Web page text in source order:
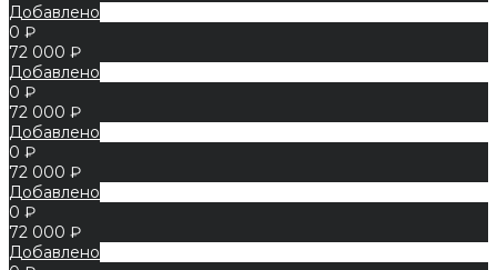
Добавлено
0 ₽
72 000 ₽
Добавлено
0 ₽
72 000 ₽
Добавлено
0 ₽
72 000 ₽
Добавлено
0 ₽
72 000 ₽
Добавлено